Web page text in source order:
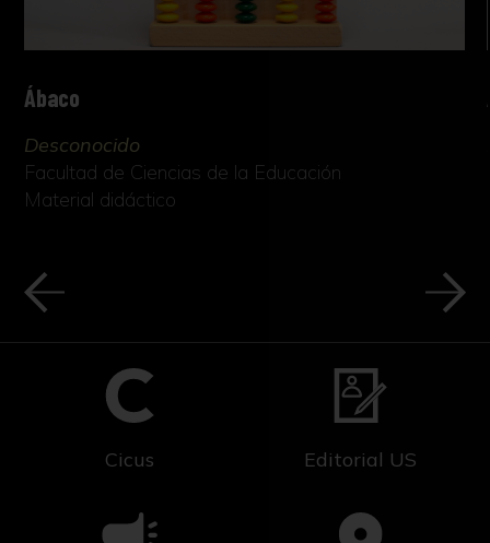
Ábaco
Desconocido
Facultad de Ciencias de la Educación
Material didáctico
Cicus Editorial US